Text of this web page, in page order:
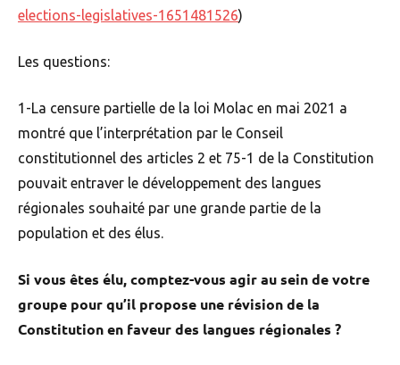
elections-legislatives-1651481526)
Les questions:
1-La censure partielle de la loi Molac en mai 2021 a
montré que l’interprétation par le Conseil
constitutionnel des articles 2 et 75-1 de la Constitution
pouvait entraver le développement des langues
régionales souhaité par une grande partie de la
population et des élus.
Si vous êtes élu, comptez-vous agir au sein de votre
groupe pour qu’il propose une révision de la
Constitution en faveur des langues régionales ?